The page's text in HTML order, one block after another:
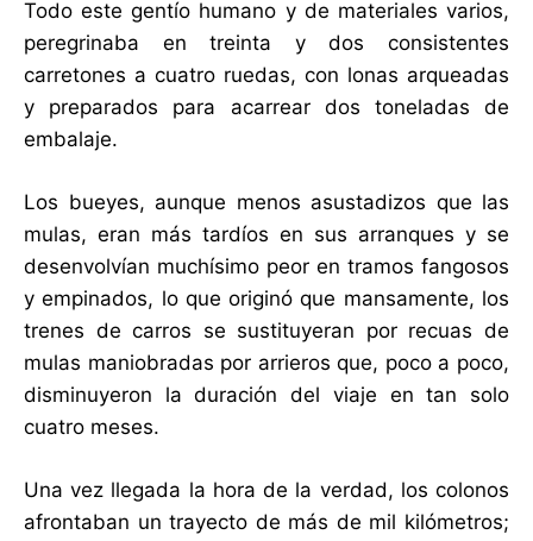
Todo este gentío humano y de materiales varios,
peregrinaba en treinta y dos consistentes
carretones a cuatro ruedas, con lonas arqueadas
y preparados para acarrear dos toneladas de
embalaje.
Los bueyes, aunque menos asustadizos que las
mulas, eran más tardíos en sus arranques y se
desenvolvían muchísimo peor en tramos fangosos
y empinados, lo que originó que mansamente, los
trenes de carros se sustituyeran por recuas de
mulas maniobradas por arrieros que, poco a poco,
disminuyeron la duración del viaje en tan solo
cuatro meses.
Una vez llegada la hora de la verdad, los colonos
afrontaban un trayecto de más de mil kilómetros;